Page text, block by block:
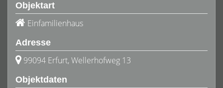
Objektart
Einfamilienhaus
Adresse
99094 Erfurt, Wellerhofweg 13
Objektdaten